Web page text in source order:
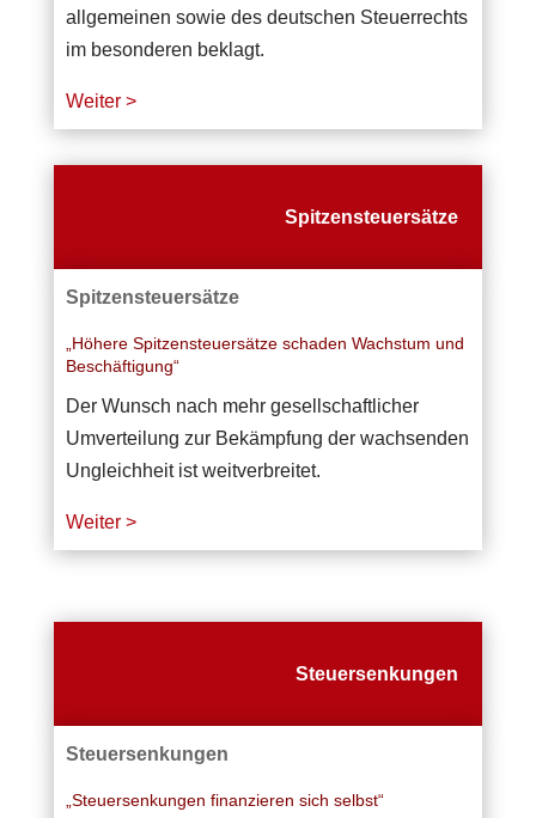
allgemeinen sowie des deutschen Steuerrechts
im besonderen beklagt.
Weiter >
Spitzensteuersätze
Spitzensteuersätze
„Höhere Spitzensteuersätze schaden Wachstum und
Beschäftigung“
Der Wunsch nach mehr gesellschaftlicher
Umverteilung zur Bekämpfung der wachsenden
Ungleichheit ist weitverbreitet.
Weiter >
Steuersenkungen
Steuersenkungen
„Steuersenkungen finanzieren sich selbst“